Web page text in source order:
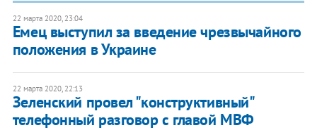
22 марта 2020, 23:04
Емец выступил за введение чрезвычайного
положения в Украине
22 марта 2020, 22:13
Зеленский провел "конструктивный"
телефонный разговор с главой МВФ